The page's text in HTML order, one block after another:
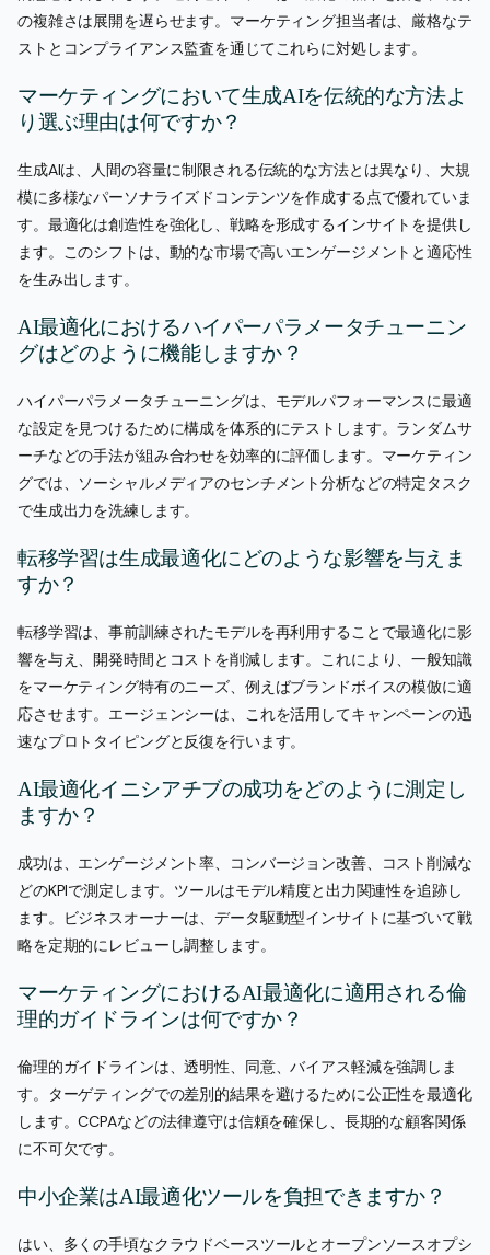
の複雑さは展開を遅らせます。マーケティング担当者は、厳格なテ
ストとコンプライアンス監査を通じてこれらに対処します。
マーケティングにおいて生成AIを伝統的な方法よ
り選ぶ理由は何ですか？
生成AIは、人間の容量に制限される伝統的な方法とは異なり、大規
模に多様なパーソナライズドコンテンツを作成する点で優れていま
す。最適化は創造性を強化し、戦略を形成するインサイトを提供し
ます。このシフトは、動的な市場で高いエンゲージメントと適応性
を生み出します。
AI最適化におけるハイパーパラメータチューニン
グはどのように機能しますか？
ハイパーパラメータチューニングは、モデルパフォーマンスに最適
な設定を見つけるために構成を体系的にテストします。ランダムサ
ーチなどの手法が組み合わせを効率的に評価します。マーケティン
グでは、ソーシャルメディアのセンチメント分析などの特定タスク
で生成出力を洗練します。
転移学習は生成最適化にどのような影響を与えま
すか？
転移学習は、事前訓練されたモデルを再利用することで最適化に影
響を与え、開発時間とコストを削減します。これにより、一般知識
をマーケティング特有のニーズ、例えばブランドボイスの模倣に適
応させます。エージェンシーは、これを活用してキャンペーンの迅
速なプロトタイピングと反復を行います。
AI最適化イニシアチブの成功をどのように測定し
ますか？
成功は、エンゲージメント率、コンバージョン改善、コスト削減な
どのKPIで測定します。ツールはモデル精度と出力関連性を追跡し
ます。ビジネスオーナーは、データ駆動型インサイトに基づいて戦
略を定期的にレビューし調整します。
マーケティングにおけるAI最適化に適用される倫
理的ガイドラインは何ですか？
倫理的ガイドラインは、透明性、同意、バイアス軽減を強調しま
す。ターゲティングでの差別的結果を避けるために公正性を最適化
します。CCPAなどの法律遵守は信頼を確保し、長期的な顧客関係
に不可欠です。
中小企業はAI最適化ツールを負担できますか？
はい、多くの手頃なクラウドベースツールとオープンソースオプシ